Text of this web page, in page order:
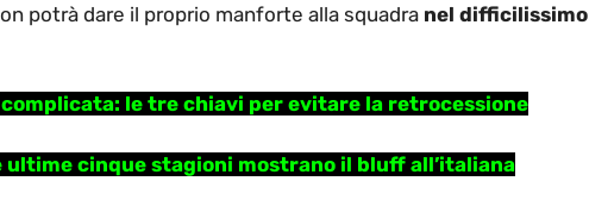
potrà dare il proprio manforte alla squadra nel difficilissimo
le tre chiavi per evitare la retrocessione
ultime cinque stagioni mostrano il bluff all’italiana